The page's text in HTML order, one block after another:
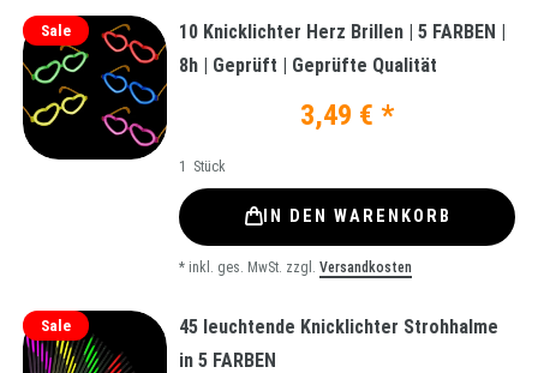
Sale
10 Knicklichter Herz Brillen | 5 FARBEN |
8h | Geprüft | Geprüfte Qualität
3,49 € *
1 Stück
IN DEN WARENKORB
* inkl. ges. MwSt. zzgl. Versandkosten
Sale
45 leuchtende Knicklichter Strohhalme
in 5 FARBEN